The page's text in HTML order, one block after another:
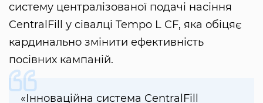
систему централізованої подачі насіння
CentralFill у сівалці Tempo L CF, яка обіцяє
кардинально змінити ефективність
посівних кампаній.
«Інноваційна система CentralFill